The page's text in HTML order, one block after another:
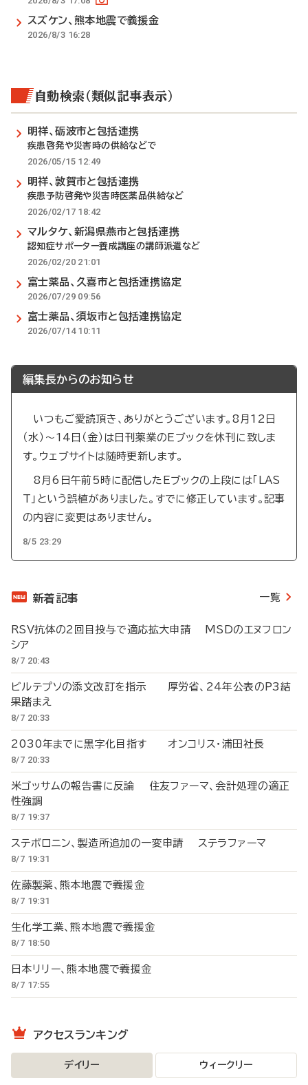
スズケン、熊本地震で義援金
2026/8/3 16:28
自動検索（類似記事表示）
明祥、砺波市と包括連携
疾患啓発や災害時の供給などで
2026/05/15 12:49
明祥、敦賀市と包括連携
疾患予防啓発や災害時医薬品供給など
2026/02/17 18:42
マルタケ、新潟県燕市と包括連携
認知症サポーター養成講座の講師派遣など
2026/02/20 21:01
富士薬品、久喜市と包括連携協定
2026/07/29 09:56
富士薬品、須坂市と包括連携協定
2026/07/14 10:11
編集長からのお知らせ
いつもご愛読頂き、ありがとうございます。8月12日
（水）～14日（金）は日刊薬業のEブックを休刊に致しま
す。ウェブサイトは随時更新します。
8月6日午前5時に配信したEブックの上段には「LAS
T」という誤植がありました。すでに修正しています。記事
の内容に変更はありません。
8/5 23:29
新着記事 一覧
RSV抗体の2回目投与で適応拡大申請 MSDのエヌフロン
シア
8/7 20:43
ビルテプソの添文改訂を指示 厚労省、24年公表のP3結
果踏まえ
8/7 20:33
2030年までに黒字化目指す オンコリス・浦田社長
8/7 20:33
米ゴッサムの報告書に反論 住友ファーマ、会計処理の適正
性強調
8/7 19:37
ステボロニン、製造所追加の一変申請 ステラファーマ
8/7 19:31
佐藤製薬、熊本地震で義援金
8/7 19:31
生化学工業、熊本地震で義援金
8/7 18:50
日本リリー、熊本地震で義援金
8/7 17:55
アクセスランキング
デイリー ウィークリー